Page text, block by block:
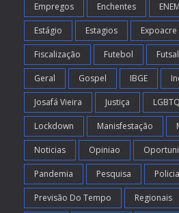
Empregos Enchentes ENEM
Estágio Estagios Expoacre
Fiscalização Futebol Futsal
Geral Gospel IBGE
Josafá Vieira Justiça
Lockdown Manisfestação
Noticias Opiniao
Pandemia Pesquisa
Previsão Do Tempo Regionais